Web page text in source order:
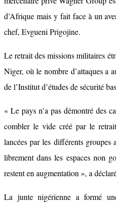
d’Afrique mais y fait face à un
chef, Evgueni Prigojine.
Le retrait des missions militaires
Niger, où le nombre d’attaques a
de l’Institut d’études de sécurité
« Le pays n’a pas démontré des
combler le vide créé par le
lancées par les différents groupes
librement dans les espaces non
restent en augmentation », a
La junte nigérienne a formé